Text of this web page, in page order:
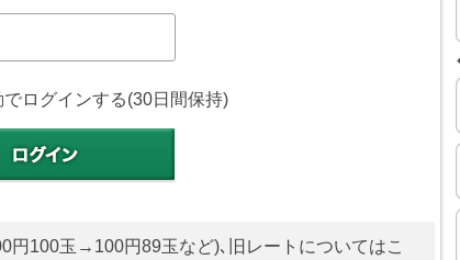
ログインする(30日間保持)
100玉→100円89玉など)､旧レートについてはこ